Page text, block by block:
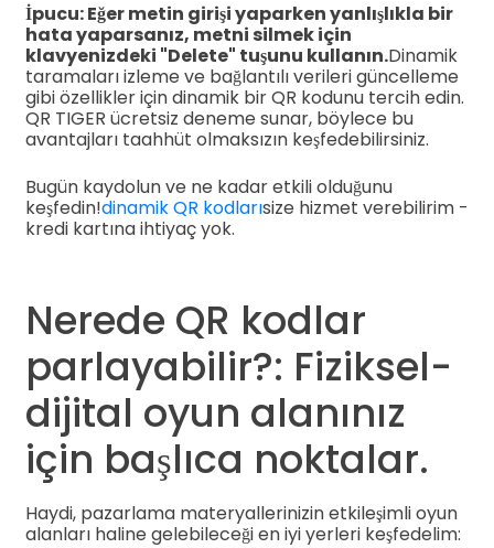
İpucu: Eğer metin girişi yaparken yanlışlıkla bir
hata yaparsanız, metni silmek için
klavyenizdeki "Delete" tuşunu kullanın.Dinamik
taramaları izleme ve bağlantılı verileri güncelleme
gibi özellikler için dinamik bir QR kodunu tercih edin.
QR TIGER ücretsiz deneme sunar, böylece bu
avantajları taahhüt olmaksızın keşfedebilirsiniz.
Bugün kaydolun ve ne kadar etkili olduğunu
keşfedin!dinamik QR kodlarısize hizmet verebilirim -
kredi kartına ihtiyaç yok.
Nerede QR kodlar
parlayabilir?: Fiziksel-
dijital oyun alanınız
için başlıca noktalar.
Haydi, pazarlama materyallerinizin etkileşimli oyun
alanları haline gelebileceği en iyi yerleri keşfedelim: